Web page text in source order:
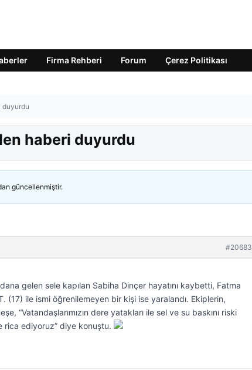
Firma Rehberi Forum Çerez Politikası
duyurdu
haberi duyurdu
güncellenmiştir.
#20683
gelen sele kapılan Sabiha Dinçer hayatını kaybetti, Fatma
(17) ile ismi öğrenilemeyen bir kişi ise yaralandı. Ekiplerin,
“Vatandaşlarımızın dere yatakları ile sel ve su baskını riski
rica ediyoruz” diye konuştu.